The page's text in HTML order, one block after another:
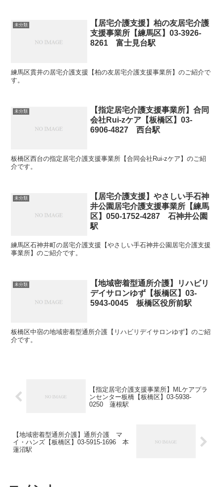
未分類
【居宅介護支援】柏の友居宅介護
支援事業所【練馬区】03-3926-
8261 富士見台駅
練馬区貫井の居宅介護支援【柏の友居宅介護支援事業所】のご紹介で
す。
未分類
【指定居宅介護支援事業所】合同
会社Rui-zケア【板橋区】03-
6906-4827 西台駅
板橋区西台の指定居宅介護支援事業所【合同会社Rui-zケア】のご紹
介です。
未分類
【居宅介護支援】やさしい手石神
井公園居宅介護支援事業所【練馬
区】050-1752-4287 石神井公園
駅
練馬区石神井町の居宅介護支援【やさしい手石神井公園居宅介護支援
事業所】のご紹介です。
未分類
【地域密着型通所介護】リハビリ
デイサロンゆず【板橋区】03-
5943-0045 板橋区役所前駅
板橋区中宿の地域密着型通所介護【リハビリデイサロンゆず】のご紹
介です。
【指定居宅介護支援事業所】MLケアプラ
ンセンター板橋【板橋区】03-5938-
0250 蓮根駅
【地域密着型通所介護】通所介護 マ
イ・ハンズ【板橋区】03-5915-1696 本
蓮沼駅